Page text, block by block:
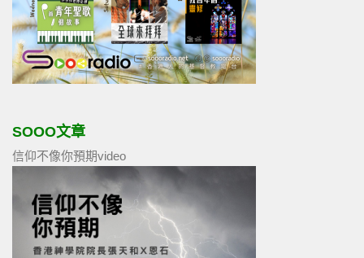
SOOO文章
信仰不像你預期video